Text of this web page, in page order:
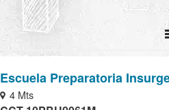
Escuela Preparatoria
4 Mts